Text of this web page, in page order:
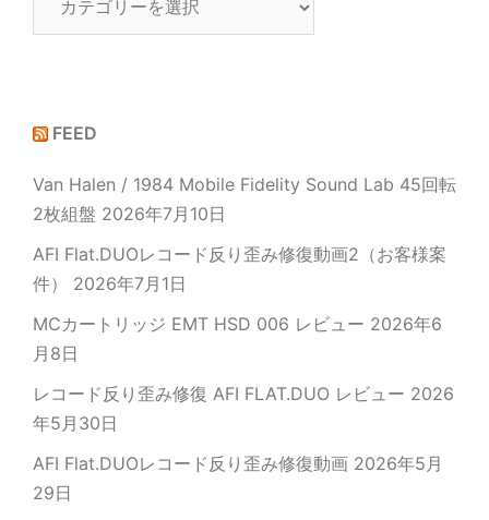
FEED
Van Halen / 1984 Mobile Fidelity Sound Lab 45回転
2枚組盤 2026年7月10日
AFI Flat.DUOレコード反り歪み修復動画2（お客様案
件）
2026年7月1日
MCカートリッジ EMT HSD 006 レビュー 2026年6
月8日
レコード反り歪み修復 AFI FLAT.DUO レビュー 2026
年5月30日
AFI Flat.DUOレコード反り歪み修復動画 2026年5月
29日